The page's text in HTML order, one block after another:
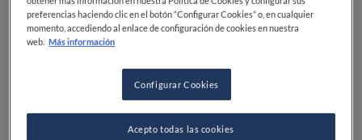
preferencias haciendo clic en el botón “Configurar Cookies” o, en cualquier
momento, accediendo al enlace de configuración de cookies en nuestra
web. Más información
Configurar Cookies
Acepto todas las cookies